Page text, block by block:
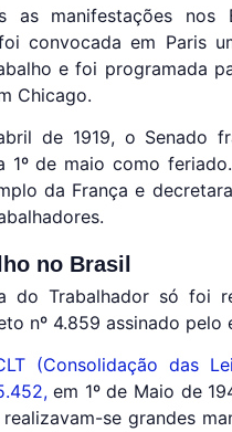
as manifestações
convocada em Paris
e foi programada
Chicago.
de 1919, o Senado
1º de maio como
da França e
no Brasil
do Trabalhador só foi
nº 4.859 assinado
(Consolidação das
em 1º de Maio de
se grandes